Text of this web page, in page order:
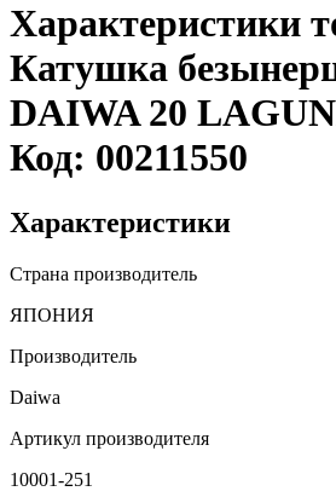
Характеристики
Катушка
DAIWA 20
Код: 00211550
Характеристики
Страна производитель
ЯПОНИЯ
Производитель
Daiwa
Артикул производителя
10001-251